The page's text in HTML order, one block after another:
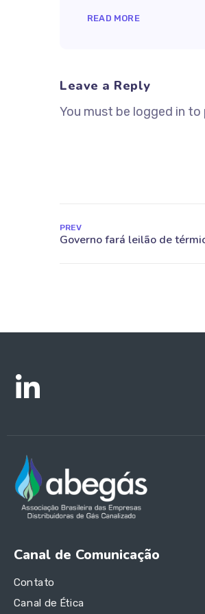
READ MORE
Leave a Reply
You must be logged in
PREV
Canal de Comunicação
Contato
Canal de Ética